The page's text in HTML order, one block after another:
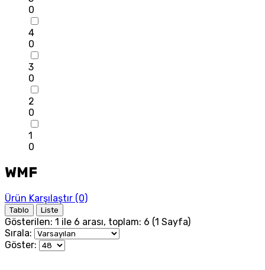
0
4
0
3
0
2
0
1
0
WMF
Ürün Karşılaştır (0)
Tablo Liste
Gösterilen: 1 ile 6 arası, toplam: 6 (1 Sayfa)
Sırala:
Göster: